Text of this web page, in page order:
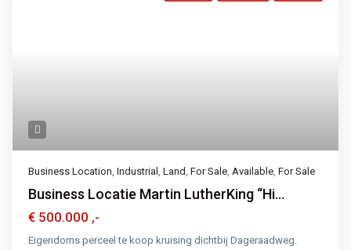
Business Location,Industrial,Land,For Sale,Available,For Sale
Business Locatie Martin LutherKing “Hi...
€ 500.000 ,-
Eigendoms perceel te koop kruising dichtbij Dageraadweg.